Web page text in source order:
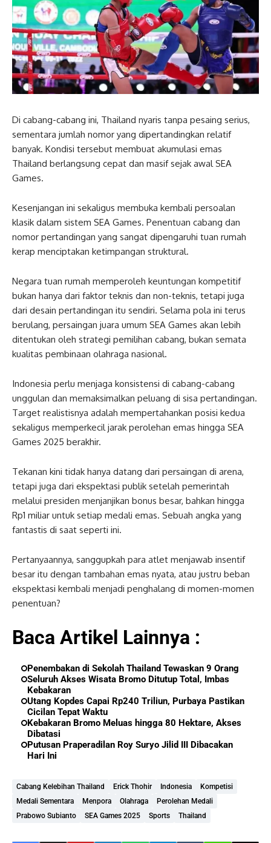
Di cabang-cabang ini, Thailand nyaris tanpa pesaing serius,
sementara jumlah nomor yang dipertandingkan relatif
banyak. Kondisi tersebut membuat akumulasi emas
Thailand berlangsung cepat dan masif sejak awal SEA
Games.
Kesenjangan ini sekaligus membuka kembali persoalan
klasik dalam sistem SEA Games. Penentuan cabang dan
nomor pertandingan yang sangat dipengaruhi tuan rumah
kerap menciptakan ketimpangan struktural.
Negara tuan rumah memperoleh keuntungan kompetitif
bukan hanya dari faktor teknis dan non-teknis, tetapi juga
dari desain pertandingan itu sendiri. Selama pola ini terus
berulang, persaingan juara umum SEA Games akan lebih
ditentukan oleh strategi pemilihan cabang, bukan semata
kualitas pembinaan olahraga nasional.
Indonesia perlu menjaga konsistensi di cabang-cabang
unggulan dan memaksimalkan peluang di sisa pertandingan.
Target realistisnya adalah mempertahankan posisi kedua
sekaligus memperkecil jarak perolehan emas hingga SEA
Games 2025 berakhir.
Tekanan kini tidak hanya datang dari persaingan di arena,
tetapi juga dari ekspektasi publik setelah pemerintah
melalui presiden menjanjikan bonus besar, bahkan hingga
Rp1 miliar untuk setiap medali emas. Sebuah angka yang
fantastis di saat seperti ini.
Pertanyaannya, sanggupkah para atlet menjawab insentif
besar itu dengan tambahan emas nyata, atau justru beban
ekspektasi kembali menjadi penghalang di momen-momen
penentuan?
Baca Artikel Lainnya :
Penembakan di Sekolah Thailand Tewaskan 9 Orang
Seluruh Akses Wisata Bromo Ditutup Total, Imbas
Kebakaran
Utang Kopdes Capai Rp240 Triliun, Purbaya Pastikan
Cicilan Tepat Waktu
Kebakaran Bromo Meluas hingga 80 Hektare, Akses
Dibatasi
Putusan Praperadilan Roy Suryo Jilid III Dibacakan
Hari Ini
Cabang Kelebihan Thailand Erick Thohir Indonesia
Kompetisi
Medali Sementara
Menpora Olahraga
Perolehan Medali
Prabowo Subianto
SEA Games 2025 Sports Thailand